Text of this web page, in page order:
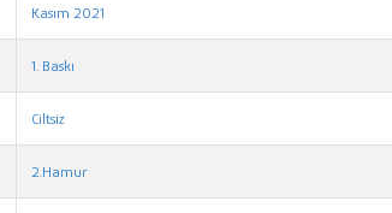
Kasım 2021
1. Baskı
Ciltsiz
2.Hamur